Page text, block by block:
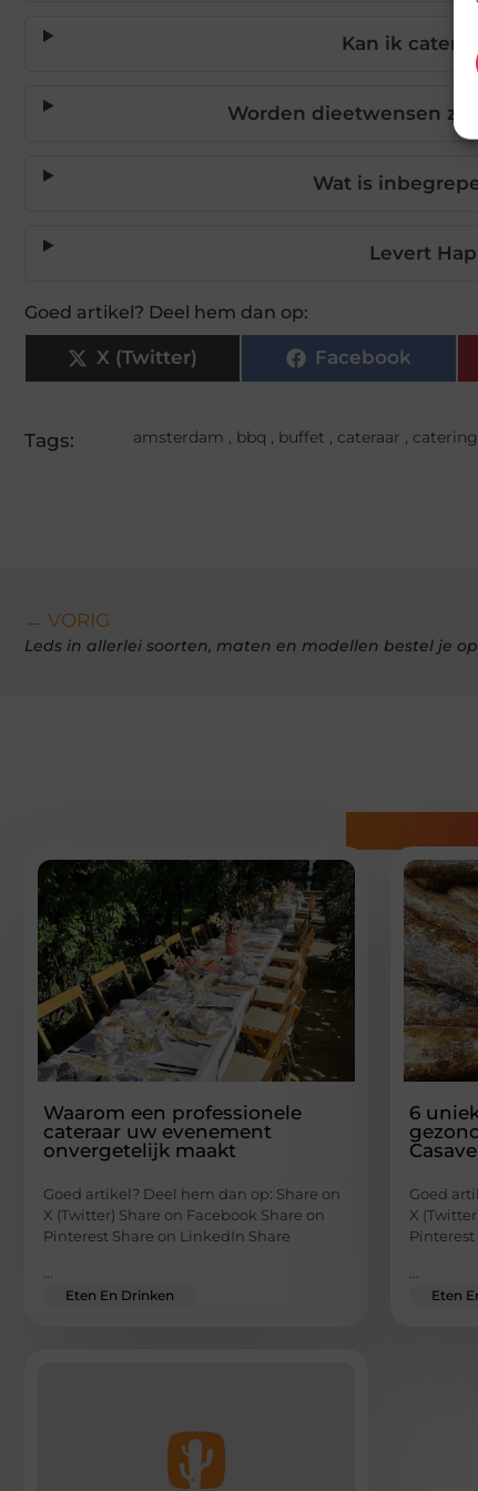
Kan ik
Worden dieetwensen
Wat is
Levert
Goed artikel? Deel hem dan op:
X (Twitter) Facebook
Tags: amsterdam , bbq , buffet , cateraar , catering
← VORIG
Leds in allerlei soorten, maten en modellen bestel je
Waarom een professionele
cateraar uw evenement
onvergetelijk maakt
Goed artikel? Deel hem dan op: Share on
X (Twitter) Share on Facebook Share on
Pinterest Share on LinkedIn Share
...
Eten En Drinken
6
Casave
Goed
X
Pinterest
...
Eten